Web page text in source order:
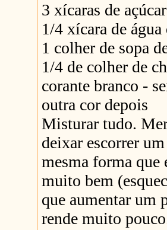
3 xícaras de
1/4 xícara de água
1 colher de sopa
1/4 de colher de
corante branco -
outra cor depois
Misturar tudo.
deixar escorrer
mesma forma que
muito bem
que aumentar um
rende muito